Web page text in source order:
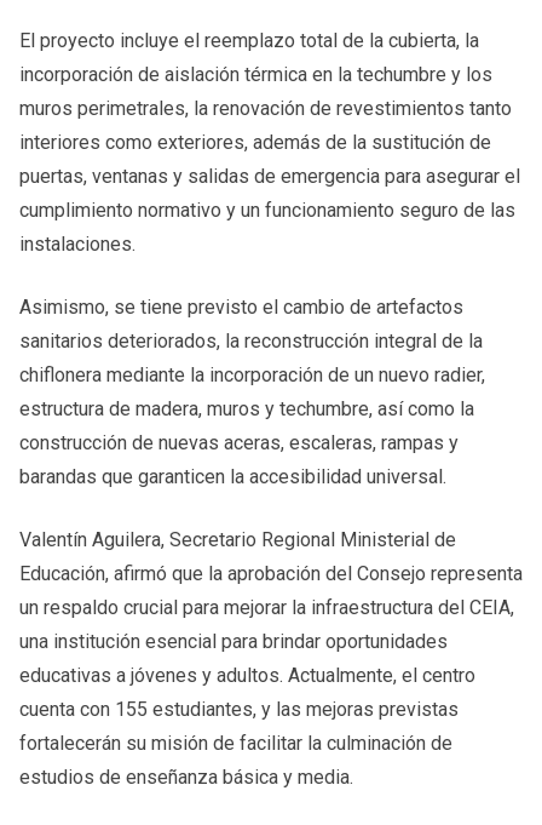
El proyecto incluye el reemplazo total de la cubierta, la
incorporación de aislación térmica en la techumbre y los
muros perimetrales, la renovación de revestimientos tanto
interiores como exteriores, además de la sustitución de
puertas, ventanas y salidas de emergencia para asegurar el
cumplimiento normativo y un funcionamiento seguro de las
instalaciones.
Asimismo, se tiene previsto el cambio de artefactos
sanitarios deteriorados, la reconstrucción integral de la
chiflonera mediante la incorporación de un nuevo radier,
estructura de madera, muros y techumbre, así como la
construcción de nuevas aceras, escaleras, rampas y
barandas que garanticen la accesibilidad universal.
Valentín Aguilera, Secretario Regional Ministerial de
Educación, afirmó que la aprobación del Consejo representa
un respaldo crucial para mejorar la infraestructura del CEIA,
una institución esencial para brindar oportunidades
educativas a jóvenes y adultos. Actualmente, el centro
cuenta con 155 estudiantes, y las mejoras previstas
fortalecerán su misión de facilitar la culminación de
estudios de enseñanza básica y media.